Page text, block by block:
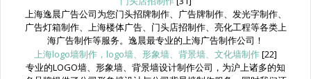
上海逸晨广告公司为您门头招牌制作、广告牌制作、发光字制作、
广告灯箱制作、上海楼体广告、门头店招制作、亮化工程等各类上
海广告制作等服务。逸晨最专业的上海广告制作公司！
上海logo墙制作，logo墙、形象墙、背景墙、文化墙制作[22]
专业的LOGO墙、形象墙、背景墙设计制作公司，为沪上诸多的知